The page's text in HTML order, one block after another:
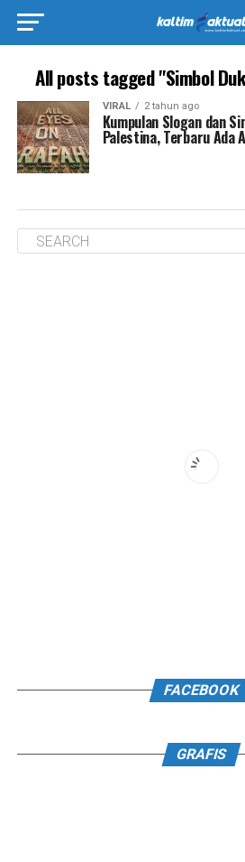
All posts tagged "Simbol
VIRAL 2 tahun ago
Kumpulan Slogan dan
Palestina, Terbaru Ada
FACEBOOK
GRAFIS